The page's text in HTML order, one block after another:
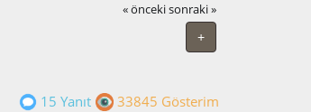
« önceki sonraki »
+
15 Yanıt 33845 Gösterim